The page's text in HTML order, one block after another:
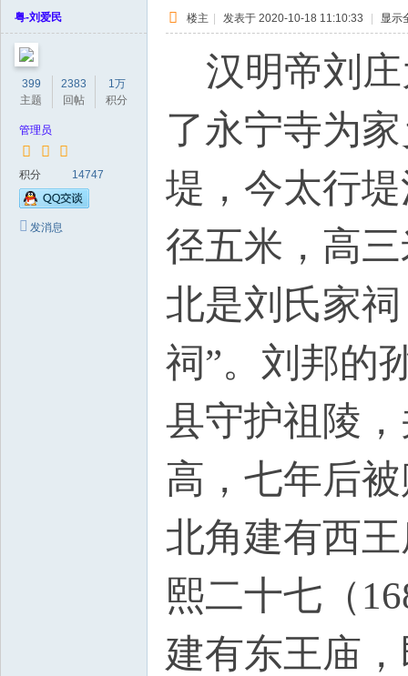
粤-刘爱民
399
主题
2383
回帖
1万
积分
管理员
积分 14747
发消息
楼主 | 发表于 2020-10-18 11:10:33 | 显示
汉明帝刘庄
了永宁寺为
堤，今太行
径五米，高
北是刘氏家
祠”。刘邦的
县守护祖陵
高，七年后
北角建有西
熙二十七（
建有东王庙